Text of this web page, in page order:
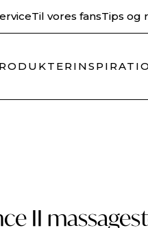
Hurtig
Til vores fansTips og
II